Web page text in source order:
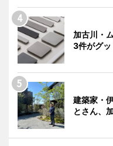
加古川・
3件がグ
建築家・
とさん、